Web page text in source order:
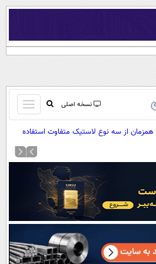
نسخه اصلی
باز
و
بسته
کردن
صفحه اول
آرشیو
نظرسنجی
آب و هوا
اوقات شرعی
سواد زندگی
از سه نوع لاستیک متفاوت استفاده